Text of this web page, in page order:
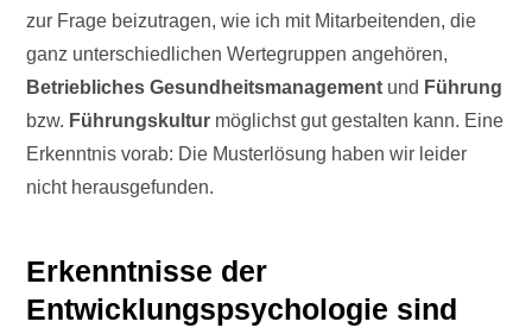
zur Frage beizutragen, wie ich mit Mitarbeitenden, die
ganz unterschiedlichen Wertegruppen angehören,
Betriebliches Gesundheitsmanagement und Führung
bzw. Führungskultur möglichst gut gestalten kann. Eine
Erkenntnis vorab: Die Musterlösung haben wir leider
nicht herausgefunden.
Erkenntnisse der
Entwicklungspsychologie sind